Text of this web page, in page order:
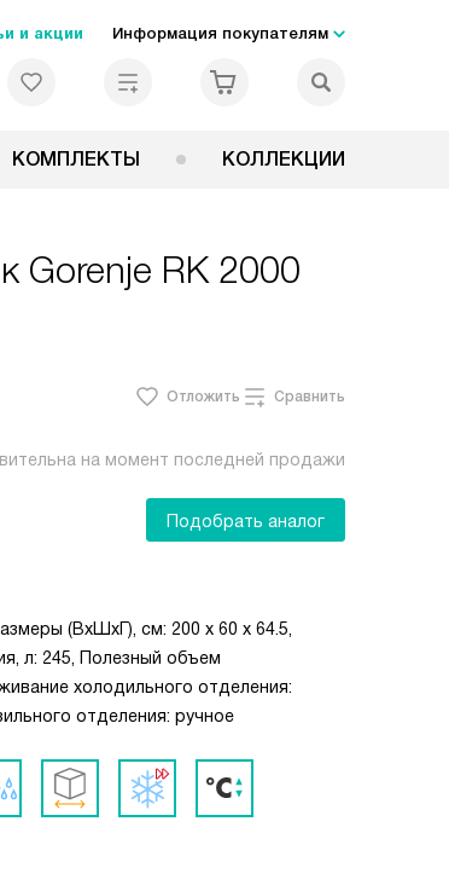
и акции Информация покупателям
КОМПЛЕКТЫ КОЛЛЕКЦИИ
Gorenje RK 2000
Отложить Сравнить
на момент последней продажи
Подобрать аналог
(ВxШxГ), см: 200 х 60 х 64.5,
л: 245, Полезный объем
холодильного отделения:
отделения: ручное